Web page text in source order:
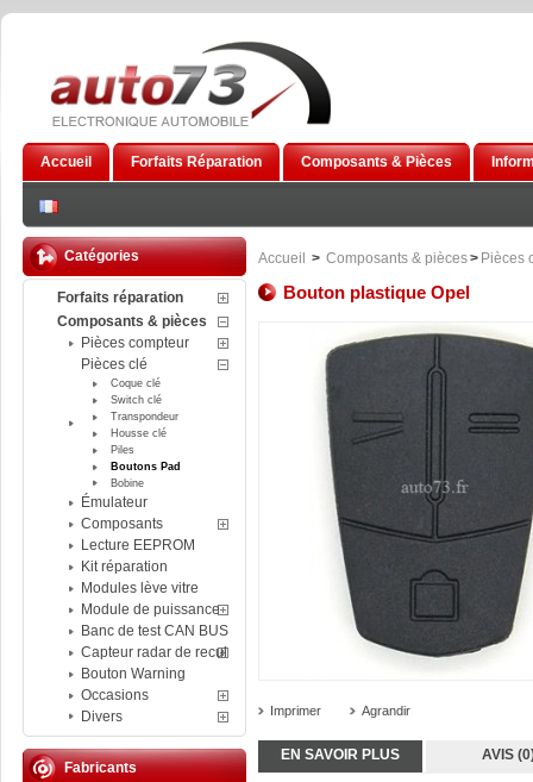
Accueil Forfaits Réparation Composants & Pièces
Catégories
Forfaits réparation
Composants & pièces
Pièces compteur
Pièces clé
Coque clé
Switch clé
Transpondeur
Housse clé
Piles
Boutons Pad
Bobine
Émulateur
Composants
Lecture EEPROM
Kit réparation
Modules lève vitre
Module de puissance
Banc de test CAN BUS
Capteur radar de recul
Bouton Warning
Occasions
Divers
Fabricants
Accueil > Composants & pièces> Pièces
Bouton plastique Opel
Imprimer Agrandir
EN SAVOIR PLUS AVIS